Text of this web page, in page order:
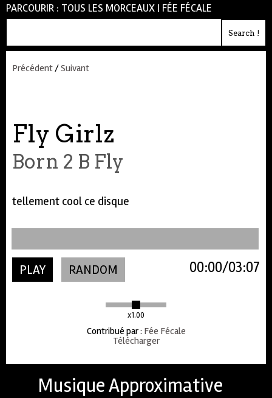
PARCOURIR : TOUS LES MORCEAUX | FÉE FÉCALE
Précédent/Suivant
Fly Girlz
Born 2 B Fly
tellement cool ce disque
PLAY RANDOM
x1.00
03:07
00:00
Contribué par: Fée Fécale
Télécharger
Musique Approximative